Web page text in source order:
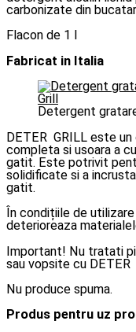
carbonizate din
Flacon de 1 l
Fabricat in Italia
Detergent
DETER GRILL este
completa si usoara a
gatit. Este potrivit
solidificate si a
gatit.
În condițiile de
deterioreaza
Important! Nu tratati
sau vopsite cu DETER
Nu produce spuma.
Produs pentru uz